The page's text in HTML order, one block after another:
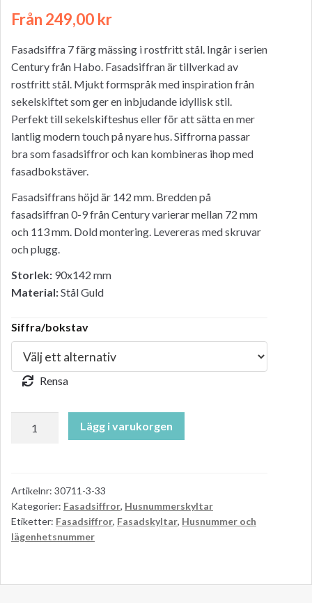
Från 249,00 kr
Fasadsiffra 7 färg mässing i rostfritt stål. Ingår i serien
Century från Habo. Fasadsiffran är tillverkad av
rostfritt stål. Mjukt formspråk med inspiration från
sekelskiftet som ger en inbjudande idyllisk stil.
Perfekt till sekelskifteshus eller för att sätta en mer
lantlig modern touch på nyare hus. Siffrorna passar
bra som fasadsiffror och kan kombineras ihop med
fasadbokstäver.
Fasadsiffrans höjd är 142 mm. Bredden på
fasadsiffran 0-9 från Century varierar mellan 72 mm
och 113 mm. Dold montering. Levereras med skruvar
och plugg.
Storlek: 90x142 mm
Material:Stål Guld
Siffra/bokstav
Rensa
rostfritt
stål,
Century
från
Lägg i varukorgen
Artikelnr: 30711-3-33
Kategorier: Fasadsiffror, Husnummerskyltar
Etiketter: Fasadsiffror, Fasadskyltar, Husnummer och
lägenhetsnummer